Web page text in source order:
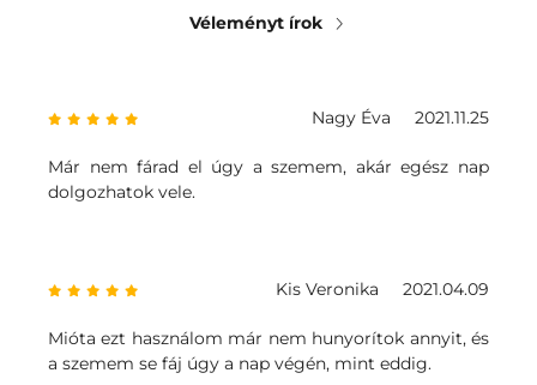
Véleményt írok
Nagy Éva 2021.11.25
Már nem fárad el úgy a szemem, akár egész nap
dolgozhatok vele.
Kis Veronika 2021.04.09
Mióta ezt használom már nem hunyorítok annyit, és
a szemem se fáj úgy a nap végén, mint eddig.